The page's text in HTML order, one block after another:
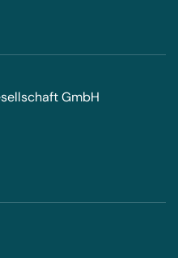
GmbH